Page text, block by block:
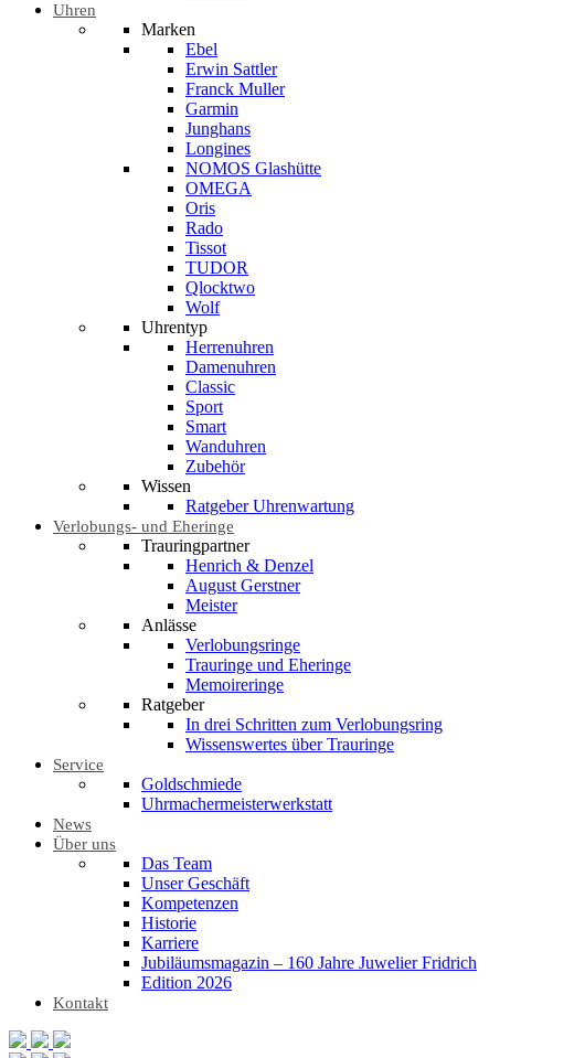
Uhren
Marken
Ebel
Erwin Sattler
Franck Muller
Garmin
Junghans
Longines
NOMOS Glashütte
OMEGA
Oris
Rado
Tissot
TUDOR
Qlocktwo
Wolf
Uhrentyp
Herrenuhren
Damenuhren
Classic
Sport
Smart
Wanduhren
Zubehör
Wissen
Ratgeber Uhrenwartung
Verlobungs- und Eheringe
Trauringpartner
Henrich & Denzel
August Gerstner
Meister
Anlässe
Verlobungsringe
Trauringe und Eheringe
Memoireringe
Ratgeber
In drei Schritten zum Verlobungsring
Wissenswertes über Trauringe
Service
Goldschmiede
Uhrmachermeisterwerkstatt
News
Über uns
Das Team
Unser Geschäft
Kompetenzen
Historie
Karriere
Jubiläumsmagazin – 160 Jahre Juwelier Fridrich
Edition 2026
Kontakt